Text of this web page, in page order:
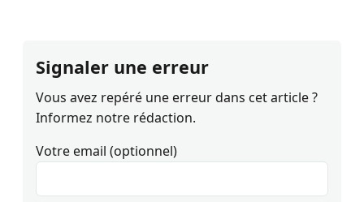
Signaler une erreur
Vous avez repéré une erreur dans cet article ?
Informez notre rédaction.
Votre email (optionnel)